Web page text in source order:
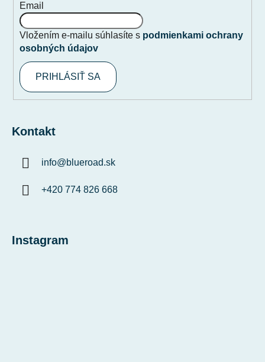
Email
Vložením e-mailu súhlasíte s podmienkami ochrany
osobných údajov
PRIHLÁSIŤ SA
Kontakt
info@blueroad.sk
+420 774 826 668
Instagram